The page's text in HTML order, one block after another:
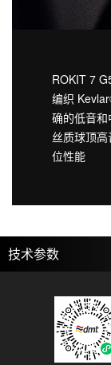
ROKIT 7
编织
确的低音
丝质球顶
位性能
技术参数